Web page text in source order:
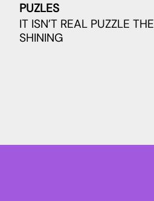
PUZLES
IT ISN’T REAL PUZZLE THE
SHINING